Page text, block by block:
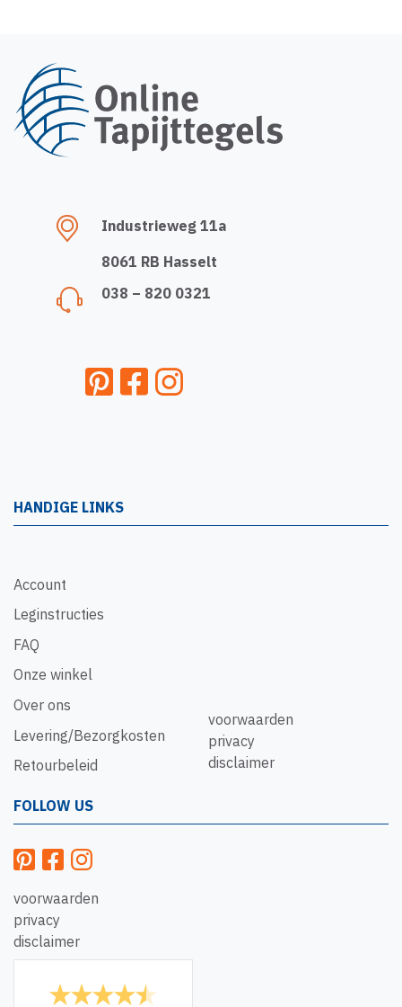
Industrieweg 11a
8061 RB Hasselt
038 – 820 0321
HANDIGE LINKS
Account
Leginstructies
FAQ
Onze winkel
Over ons
Levering/Bezorgkosten
Retourbeleid
voorwaarden
privacy
disclaimer
FOLLOW US
voorwaarden
privacy
disclaimer